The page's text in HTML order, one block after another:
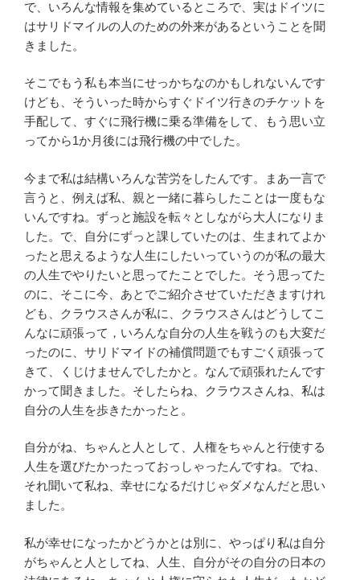
で、いろんな情報を集めているところで、実はドイツに
はサリドマイルの人のための外来があるということを聞
きました。
そこでもう私も本当にせっかちなのかもしれないんです
けども、そういった時からすぐドイツ行きのチケットを
手配して、すぐに飛行機に乗る準備をして、もう思い立
ってから1か月後には飛行機の中でした。
今まで私は結構いろんな苦労をしたんです。まあ一言で
言うと、例えば私、親と一緒に暮らしたことは一度もな
いんですね。ずっと施設を転々としながら大人になりま
した。で、自分にずっと課していたのは、生まれてよか
ったと思えるような人生にしたいっていうのが私の最大
の人生でやりたいと思ってたことでした。そう思ってた
のに、そこに今、あとでご紹介させていただきますけれ
ども、クラウスさんが私に、クラウスさんはどうしてこ
んなに頑張って，いろんな自分の人生を戦うのも大変だ
ったのに、サリドマイドの補償問題でもすごく頑張って
きて、くじけませんでしたかと。なんで頑張れたんです
かって聞きました。そしたらね、クラウスさんね、私は
自分の人生を歩きたかったと。
自分がね、ちゃんと人として、人権をちゃんと行使する
人生を選びたかったっておっしゃったんですね。でね、
それ聞いて私ね、幸せになるだけじゃダメなんだと思い
ました。
私が幸せになったかどうかとは別に、やっぱり私は自分
がちゃんと人としてね、人生、自分がその自分の日本の